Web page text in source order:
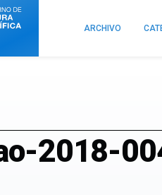
ARCHIVO
2018-